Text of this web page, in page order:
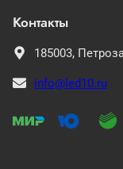
Контакты
185003,
info@led10.ru